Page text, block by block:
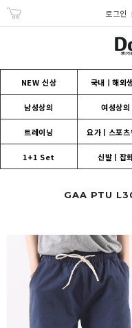
로그인
NEW 신상 국내ㅣ해외
남성상의 여성상의
트레이닝 요가ㅣ스포츠
1+1 Set 신발ㅣ잡
GAA PTU